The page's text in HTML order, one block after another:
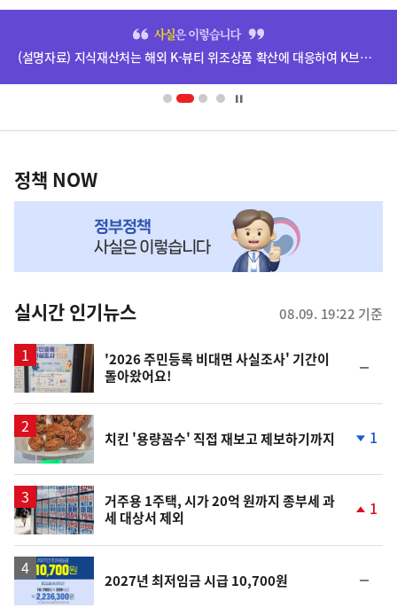
영
(설명자료) 지식재산처는 해외 K-뷰티 위조상품 확산에 대응하여 K브랜드 정부인증, 유통차단, 국제공조까지 K-브랜드 보호를 강화하고 있습니다.
책
NOW,
뉴
스
정책 NOW
실시간 인기뉴스 08.09. 19:22 기준
'2026 주민등록 비대면 사실조사' 기간이
돌아왔어요!
일
치킨 '용량꼼수' 직접 재보고 제보하기까지
하
1
거주용 1주택, 시가 20억 원까지 종부세 과
세 대상서 제외
상
1
2027년 최저임금 시급 10,700원